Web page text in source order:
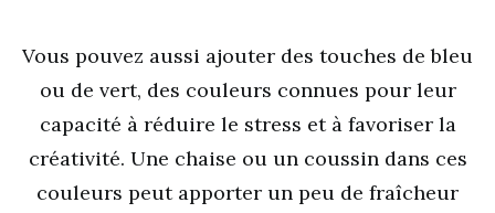
Vous pouvez aussi ajouter des touches de bleu
ou de vert, des couleurs connues pour leur
capacité à réduire le stress et à favoriser la
créativité. Une chaise ou un coussin dans ces
couleurs peut apporter un peu de fraîcheur